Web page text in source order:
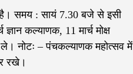
है। समय : सायं 7.30 बजे से इसी
कल्याणक, 11 मार्च मोक्ष
ले। नोटः – पंचकल्याणक महोत्सव में
रखे।